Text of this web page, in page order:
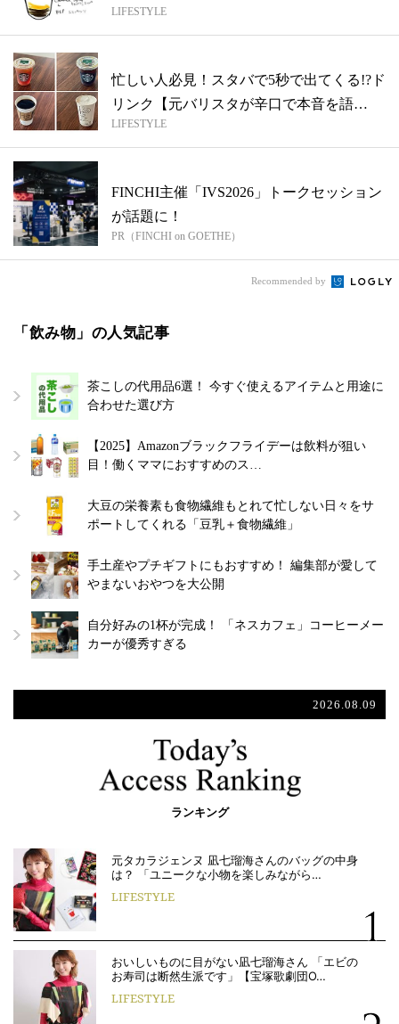
LIFESTYLE
忙しい人必見！スタバで5秒で出てくる!?ド
リンク【元バリスタが辛口で本音を語
る！...
LIFESTYLE
FINCHI主催「IVS2026」トークセッション
が話題に！
PR（FINCHI on GOETHE）
Recommended by
「飲み物」の人気記事
茶こしの代用品6選！ 今すぐ使えるアイテムと用途に
合わせた選び方
【2025】Amazonブラックフライデーは飲料が狙い
目！働くママにおすすめのス…
大豆の栄養素も食物繊維もとれて忙しない日々をサ
ポートしてくれる「豆乳＋食物繊維」
手土産やプチギフトにもおすすめ！ 編集部が愛して
やまないおやつを大公開
自分好みの1杯が完成！ 「ネスカフェ」コーヒーメー
カーが優秀すぎる
2026.08.09
ランキング
元タカラジェンヌ 凪七瑠海さんのバッグの中身
は？ 「ユニークな小物を楽しみながら…
LIFESTYLE
おいしいものに目がない凪七瑠海さん 「エビの
お寿司は断然生派です」【宝塚歌劇団O…
LIFESTYLE